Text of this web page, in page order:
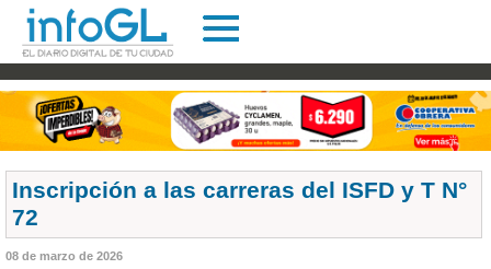
Inscripción a las carreras del ISFD y T N°
72
08 de marzo de 2026